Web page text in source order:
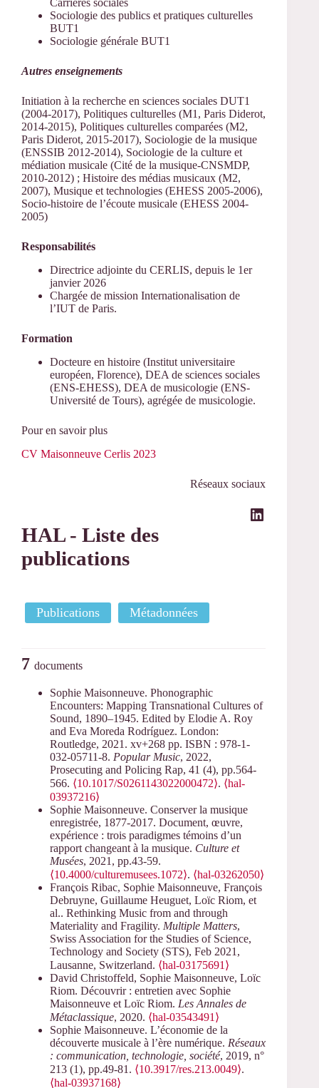
Carrières sociales
Sociologie des publics et pratiques culturelles
BUT1
Sociologie générale BUT1
Autres enseignements
Initiation à la recherche en sciences sociales DUT1
(2004-2017), Politiques culturelles (M1, Paris Diderot,
2014-2015), Politiques culturelles comparées (M2,
Paris Diderot, 2015-2017), Sociologie de la musique
(ENSSIB 2012-2014), Sociologie de la culture et
médiation musicale (Cité de la musique-CNSMDP,
2010-2012) ; Histoire des médias musicaux (M2,
2007), Musique et technologies (EHESS 2005-2006),
Socio-histoire de l’écoute musicale (EHESS 2004-
2005)
Responsabilités
Directrice adjointe du CERLIS, depuis le 1er
janvier 2026
Chargée de mission Internationalisation de
l’IUT de Paris.
Formation
Docteure en histoire (Institut universitaire
européen, Florence), DEA de sciences sociales
(ENS-EHESS), DEA de musicologie (ENS-
Université de Tours), agrégée de musicologie.
Pour en savoir plus
CV Maisonneuve Cerlis 2023
Réseaux sociaux
LinkedIn
HAL - Liste des
publications
Publications Métadonnées
7 documents
Sophie Maisonneuve. Phonographic
Encounters: Mapping Transnational Cultures of
Sound, 1890–1945. Edited by Elodie A. Roy
and Eva Moreda Rodríguez. London:
Routledge, 2021. xv+268 pp. ISBN : 978-1-
032-05711-8. Popular Music, 2022,
Prosecuting and Policing Rap, 41 (4), pp.564-
566. ⟨10.1017/S0261143022000472⟩. ⟨hal-
03937216⟩
Sophie Maisonneuve. Conserver la musique
enregistrée, 1877-2017. Document, œuvre,
expérience : trois paradigmes témoins d’un
rapport changeant à la musique. Culture et
Musées, 2021, pp.43-59.
⟨10.4000/culturemusees.1072⟩. ⟨hal-03262050⟩
François Ribac, Sophie Maisonneuve, François
Debruyne, Guillaume Heuguet, Loïc Riom, et
al.. Rethinking Music from and through
Materiality and Fragility. Multiple Matters,
Swiss Association for the Studies of Science,
Technology and Society (STS), Feb 2021,
Lausanne, Switzerland. ⟨hal-03175691⟩
David Christoffeld, Sophie Maisonneuve, Loïc
Riom. Découvrir : entretien avec Sophie
Maisonneuve et Loïc Riom. Les Annales de
Métaclassique, 2020. ⟨hal-03543491⟩
Sophie Maisonneuve. L’économie de la
découverte musicale à l’ère numérique. Réseaux
: communication, technologie, société, 2019, n°
213 (1), pp.49-81. ⟨10.3917/res.213.0049⟩.
⟨hal-03937168⟩